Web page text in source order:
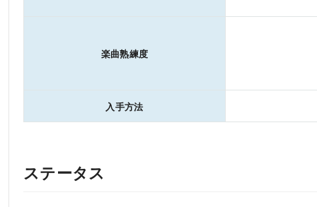
楽曲熟練度
入手方法
ステータス